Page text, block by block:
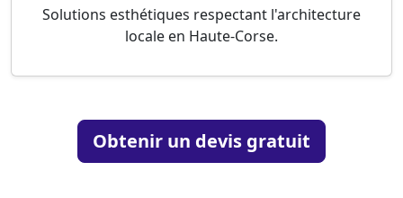
Solutions esthétiques respectant l'architecture
locale en Haute-Corse.
Obtenir un devis gratuit